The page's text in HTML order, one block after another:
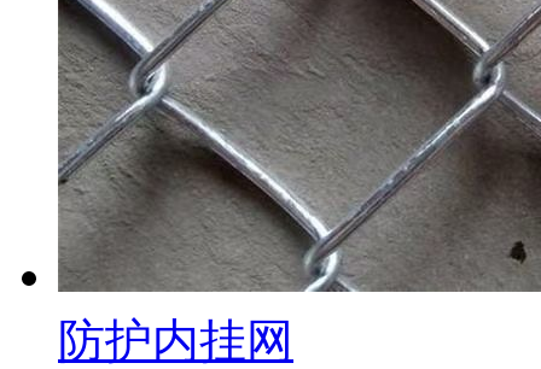
防护内挂网